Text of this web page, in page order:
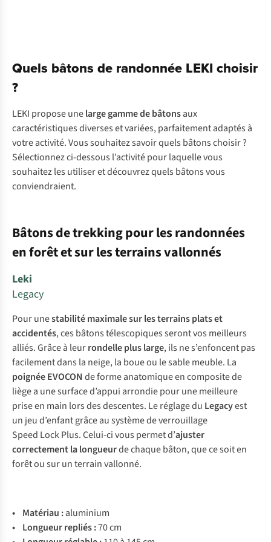
Quels bâtons de randonnée LEKI choisir
?
LEKI propose unelarge gamme de bâtonsaux
caractéristiques diverses et variées, parfaitement adaptés à
votre activité. Vous souhaitez savoir quels bâtons choisir ?
Sélectionnez ci-dessous l’activité pour laquelle vous
souhaitez les utiliser et découvrez quels bâtons vous
conviendraient.
Bâtons de trekking pour les randonnées
en forêt et sur les terrains vallonnés
Leki
Legacy
Pour unestabilité maximale sur les terrains plats et
accidentés, ces bâtons télescopiques seront vos meilleurs
alliés. Grâce à leurrondelleplus large, ils ne s’enfoncent pas
facilement dans la neige, la boue ou le sable meuble. La
poignée EVOCONde forme anatomique en composite de
liège a une surface d’appui arrondie pour une meilleure
prise en main lors des descentes. Le réglage du Legacyest
un jeu d’enfant grâce au système de verrouillage
Speed Lock Plus. Celui-ci vous permet d’ajuster
correctement la longueurde chaque bâton, que ce soit en
forêt ou sur un terrain vallonné.
• Matériau :aluminium
• Longueur repliés :70 cm